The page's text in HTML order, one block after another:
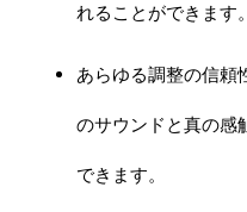
れることができます。
あらゆる調整の信頼
のサウンドと真の感
できます。